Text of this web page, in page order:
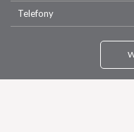
Telefony